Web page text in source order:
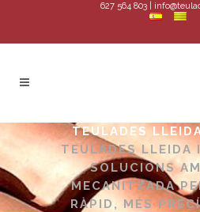
627 564 803 |
TEULADES
TEULADES LLEIDA
SOLUCIONS
MECANITZADA
RÀPID, MÉS